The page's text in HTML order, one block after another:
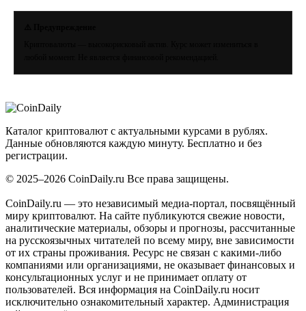
Каталог криптовалют с актуальными курсами в рублях.
Данные обновляются каждую минуту. Бесплатно и без
регистрации.
© 2025–2026 CoinDaily.ru Все права защищены.
CoinDaily.ru — это независимый медиа-портал, посвящённый
миру криптовалют. На сайте публикуются свежие новости,
аналитические материалы, обзоры и прогнозы, рассчитанные
на русскоязычных читателей по всему миру, вне зависимости
от их страны проживания. Ресурс не связан с какими-либо
компаниями или организациями, не оказывает финансовых и
консультационных услуг и не принимает оплату от
пользователей. Вся информация на CoinDaily.ru носит
исключительно ознакомительный характер. Администрация